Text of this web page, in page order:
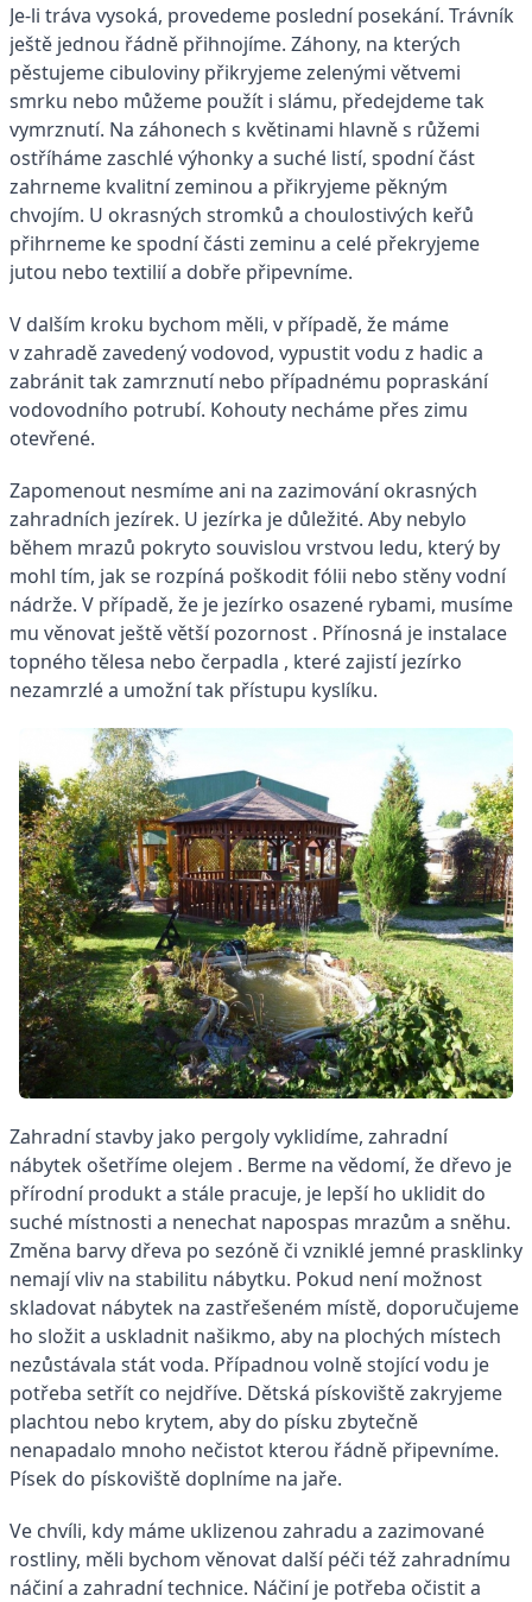
Je-li tráva vysoká, provedeme poslední posekání. Trávník
ještě jednou řádně přihnojíme. Záhony, na kterých
pěstujeme cibuloviny přikryjeme zelenými větvemi
smrku nebo můžeme použít i slámu, předejdeme tak
vymrznutí. Na záhonech s květinami hlavně s růžemi
ostříháme zaschlé výhonky a suché listí, spodní část
zahrneme kvalitní zeminou a přikryjeme pěkným
chvojím. U okrasných stromků a choulostivých keřů
přihrneme ke spodní části zeminu a celé překryjeme
jutou nebo textilií a dobře připevníme.
V dalším kroku bychom měli, v případě, že máme
v zahradě zavedený vodovod, vypustit vodu z hadic a
zabránit tak zamrznutí nebo případnému popraskání
vodovodního potrubí. Kohouty necháme přes zimu
otevřené.
Zapomenout nesmíme ani na zazimování okrasných
zahradních jezírek. U jezírka je důležité. Aby nebylo
během mrazů pokryto souvislou vrstvou ledu, který by
mohl tím, jak se rozpíná poškodit fólii nebo stěny vodní
nádrže. V případě, že je jezírko osazené rybami, musíme
mu věnovat ještě větší pozornost . Přínosná je instalace
topného tělesa nebo čerpadla , které zajistí jezírko
nezamrzlé a umožní tak přístupu kyslíku.
Zahradní stavby jako pergoly vyklidíme, zahradní
nábytek ošetříme olejem . Berme na vědomí, že dřevo je
přírodní produkt a stále pracuje, je lepší ho uklidit do
suché místnosti a nenechat napospas mrazům a sněhu.
Změna barvy dřeva po sezóně či vzniklé jemné prasklinky
nemají vliv na stabilitu nábytku. Pokud není možnost
skladovat nábytek na zastřešeném místě, doporučujeme
ho složit a uskladnit našikmo, aby na plochých místech
nezůstávala stát voda. Případnou volně stojící vodu je
potřeba setřít co nejdříve. Dětská pískoviště zakryjeme
plachtou nebo krytem, aby do písku zbytečně
nenapadalo mnoho nečistot kterou řádně připevníme.
Písek do pískoviště doplníme na jaře.
Ve chvíli, kdy máme uklizenou zahradu a zazimované
rostliny, měli bychom věnovat další péči též zahradnímu
náčiní a zahradní technice. Náčiní je potřeba očistit a